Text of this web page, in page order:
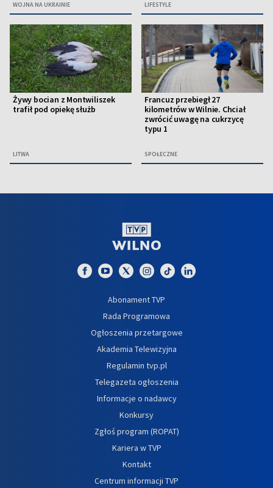
WOJNA NA UKRAINIE LIFESTYLE
Żywy bocian z Montwiliszek
trafił pod opiekę służb
LITWA
Francuz przebiegł 27
kilometrów w Wilnie. Chciał
zwrócić uwagę na cukrzycę
typu 1
SPOŁECZNE
Abonament TVP
Rada Programowa
Ogłoszenia przetargowe
Akademia Telewizyjna
Regulamin tvp.pl
Telegazeta ogłoszenia
Informacje o nadawcy
Konkursy
Zgłoś program (ROPAT)
Kariera w TVP
Kontakt
Centrum informacji TVP